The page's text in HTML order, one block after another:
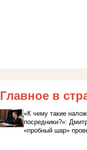
Главное в
«К чему такие
посредники?»:
«пробный шар»